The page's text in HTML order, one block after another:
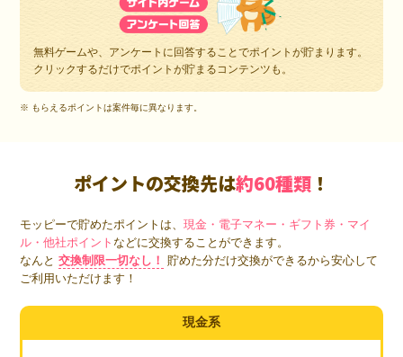
無料ゲームや、アンケートに回答することでポイントが貯まります。
クリックするだけでポイントが貯まるコンテンツも。
※ もらえるポイントは案件毎に異なります。
ポイントの交換先は約60種類 ！
モッピーで貯めたポイントは、現金・電子マネー・ギフト券・マイ
ル・他社ポイントなどに交換することができます。
なんと 交換制限一切なし！
貯めた分だけ交換ができるから安心して
ご利用いただけます！
現金系